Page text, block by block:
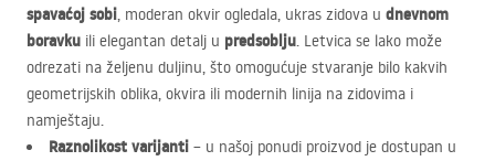
spavaćoj sobi, moderan okvir ogledala, ukras zidova u dnevnom
boravku ili elegantan detalj u predsoblju. Letvica se lako može
odrezati na željenu duljinu, što omogućuje stvaranje bilo kakvih
geometrijskih oblika, okvira ili modernih linija na zidovima i
namještaju.
Raznolikost varijanti – u našoj ponudi proizvod je dostupan u